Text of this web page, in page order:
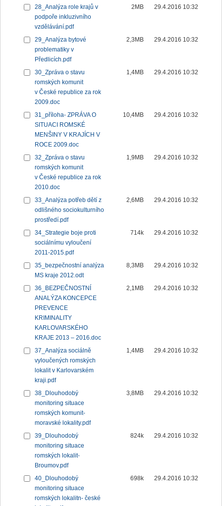
28_Analýza role krajů v
podpoře inkluzivního
vzdělávání.pdf
2MB 29.4.2016 10:32
29_Analýza bytové
problematiky v
Předlicích.pdf
2,3MB 29.4.2016 10:32
30_Zpráva o stavu
romských komunit
v České republice za rok
2009.doc
1,4MB 29.4.2016 10:32
31_příloha- ZPRÁVA O
SITUACI ROMSKÉ
MENŠINY V KRAJÍCH V
ROCE 2009.doc
10,4MB 29.4.2016 10:32
32_Zpráva o stavu
romských komunit
v České republice za rok
2010.doc
1,9MB 29.4.2016 10:32
33_Analýza potřeb dětí z
odlišného sociokulturního
prostředí.pdf
2,6MB 29.4.2016 10:32
34_Strategie boje proti
sociálnímu vyloučení
2011-2015.pdf
714k 29.4.2016 10:32
35_bezpečnostní analýza
MS kraje 2012.odt
8,3MB 29.4.2016 10:32
36_BEZPEČNOSTNÍ
ANALÝZA KONCEPCE
PREVENCE
KRIMINALITY
KARLOVARSKÉHO
KRAJE 2013 – 2016.doc
2,1MB 29.4.2016 10:32
37_Analýza sociálně
vyloučených romských
lokalit v Karlovarském
kraji.pdf
1,4MB 29.4.2016 10:32
38_Dlouhodobý
monitoring situace
romských komunit-
moravské lokality.pdf
3,8MB 29.4.2016 10:32
39_Dlouhodobý
monitoring situace
romských lokalit-
Broumov.pdf
824k 29.4.2016 10:32
40_Dlouhodobý
monitoring situace
romských lokalitn- české
698k 29.4.2016 10:32